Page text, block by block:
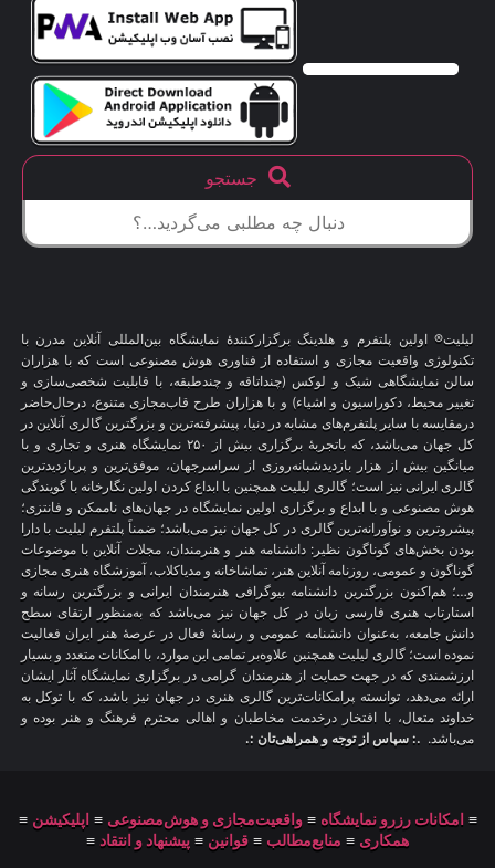
جستجو
لیلیت® اولین پلتفرم و هلدینگ برگزارکنندهٔ نمایشگاه بین‌المللی آنلاین مدرن با
تکنولوژی واقعیت مجازی و استفاده از فناوری هوش مصنوعی است که با هزاران
سالن نمایشگاهی شیک و لوکس (چنداتاقه و چندطبقه، با قابلیت شخصی‌سازی و
تغییر محیط، دکوراسیون و اشیاء) و با هزاران طرح قاب‌مجازی متنوع، درحال‌حاضر
درمقایسه با سایر پلتفرم‌های مشابه در دنیا، پیشرفته‌ترین و بزرگترین گالری آنلاین در
کل جهان می‌باشد، که باتجربهٔ برگزاری بیش از ۲۵۰ نمایشگاه هنری و تجاری و با
میانگین بیش از هزار بازدیدشبانه‌روزی از سراسرجهان، موفق‌ترین و پربازدیدترین
گالری ایرانی نیز است؛ گالری لیلیت همچنین با ابداع کردن اولین نگارخانه با گویندگی
هوش مصنوعی و با ابداع و برگزاری اولین نمایشگاه در جهان‌های ناممکن و فانتزی؛
پیشروترین و نوآورانه‌ترین گالری در کل جهان نیز می‌باشد؛ ضمناً پلتفرم لیلیت با دارا
بودن بخش‌های گوناگون نظیر: دانشنامه هنر و هنرمندان، مجلات آنلاین با موضوعات
گوناگون و عمومی، روزنامه آنلاین هنر، تماشاخانه و مدیاکلاب، آموزشگاه هنری مجازی
و…؛ هم‌اکنون بزرگترین دانشنامه بیوگرافی هنرمندان ایرانی و بزرگترین رسانه و
استارتاپ هنری فارسی زبان در کل جهان نیز می‌باشد که به‌منظور ارتقای سطح
دانش جامعه، به‌عنوان دانشنامه عمومی و رسانهٔ فعال در عرصهٔ هنر ایران فعالیت
نموده است؛ گالری لیلیت همچنین علاوه‌بر تمامی این موارد، با امکانات متعدد و بسیار
ارزشمندی که در جهت حمایت از هنرمندان گرامی در برگزاری نمایشگاه آثار ایشان
ارائه می‌دهد، توانسته پرامکانات‌ترین گالری هنری در جهان نیز باشد، که با توکل به
خداوند متعال، با افتخار درخدمت مخاطبان و اهالی محترم فرهنگ و هنر بوده و
می‌باشد. .: سپاس از توجه و همراهی‌تان :.
≡ امکانات رزرو نمایشگاه ≡واقعیت‌مجازی و هوش‌مصنوعی ≡ اپلیکیشن ≡
همکاری ≡ منابع‌مطالب ≡ قوانین ≡ پیشنهاد و انتقاد ≡